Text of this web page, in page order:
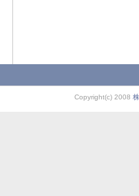
Copyright(c) 2008